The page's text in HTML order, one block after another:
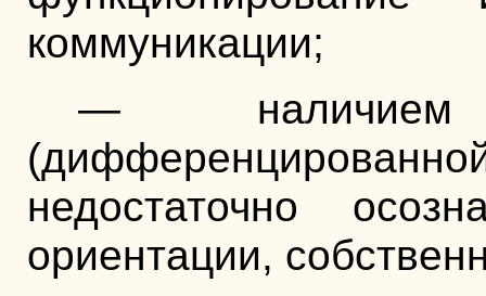
коммуникации;
—
недостаточно
ориентации,